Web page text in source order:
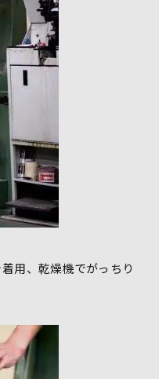
用、乾燥機でがっちり